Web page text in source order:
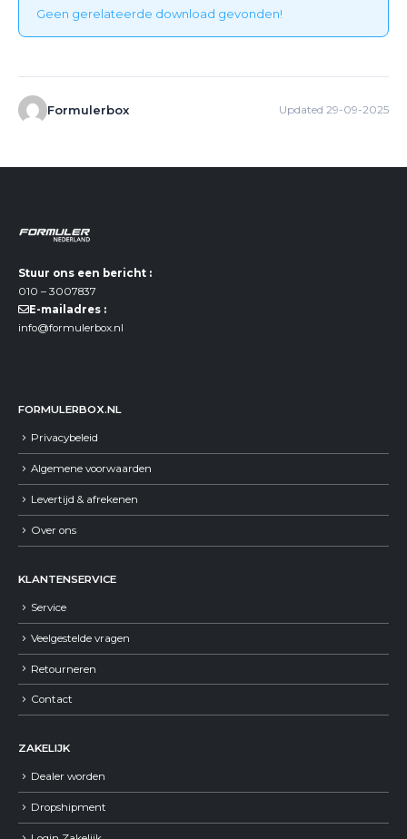
Geen gerelateerde download gevonden!
Formulerbox Updated 29-09-2025
Stuur ons een bericht :
010 – 3007837
E-mailadres :
info@formulerbox.nl
FORMULERBOX.NL
Privacybeleid
Algemene voorwaarden
Levertijd & afrekenen
Over ons
KLANTENSERVICE
Service
Veelgestelde vragen
Retourneren
Contact
ZAKELIJK
Dealer worden
Dropshipment